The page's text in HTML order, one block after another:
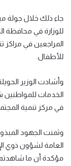
جاء ذلك خلال جولة
للوزارة في محافظة
المراجعين في مراكز
للأطفال.
وأشادت الوزير
الخدمات
في مركز تنمية
وثمنت الجهود
العامة لشؤون ذوي
مؤكدة أن ما